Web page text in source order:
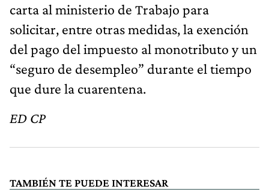
carta al ministerio de Trabajo para
solicitar, entre otras medidas, la exención
del pago del impuesto al monotributo y un
“seguro de desempleo” durante el tiempo
que dure la cuarentena.
ED CP
TAMBIÉN TE PUEDE INTERESAR